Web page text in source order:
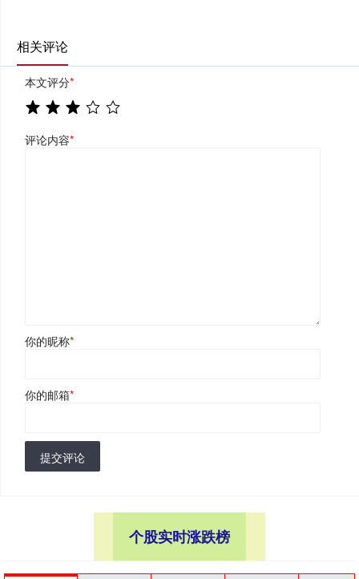
相关评论
本文评分*
评论内容*
你的昵称*
你的邮箱*
提交评论
个股实时涨跌榜